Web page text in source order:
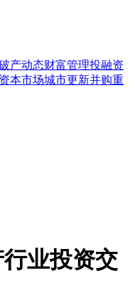
产动态财富管理投融资
资本市场城市更新并购重
业投资交